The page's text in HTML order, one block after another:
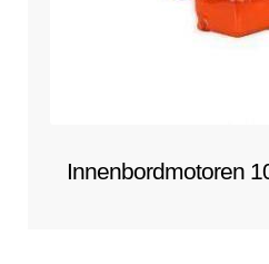
Innenbordmotoren